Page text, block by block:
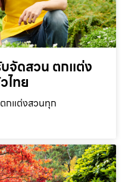
จัดสวน ตกแต่ง
ไทย
กแต่งสวนทุก